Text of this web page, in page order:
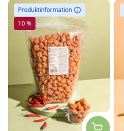
Produktinformation
10 %